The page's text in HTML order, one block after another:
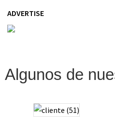
ADVERTISE
Algunos de